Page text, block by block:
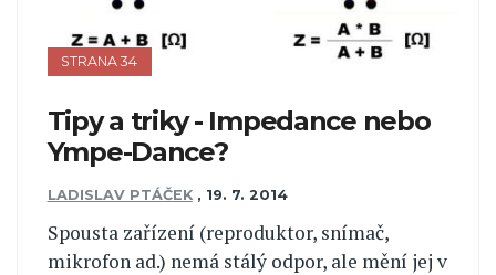
STRANA 34
Tipy a triky - Impedance nebo
Ympe-Dance?
LADISLAV PTÁČEK , 19. 7. 2014
Spousta zařízení (reproduktor, snímač,
mikrofon ad.) nemá stálý odpor, ale mění jej v